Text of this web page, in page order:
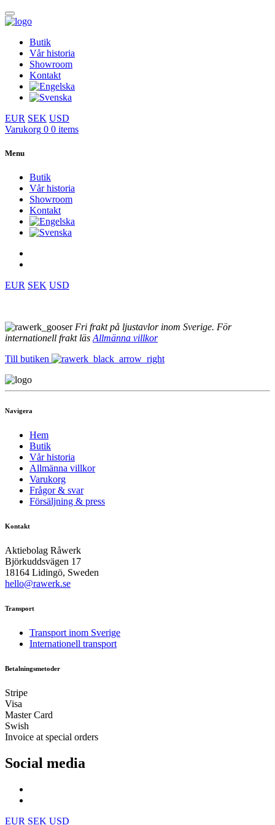
Butik
Vår historia
Showroom
Kontakt
EUR SEK USD
Varukorg 0 0 items
Menu
Butik
Vår historia
Showroom
Kontakt
EUR SEK USD
Fri frakt på ljustavlor inom Sverige. För
internationell frakt läs Allmänna villkor
Till butiken
Navigera
Hem
Butik
Vår historia
Allmänna villkor
Varukorg
Frågor & svar
Försäljning & press
Kontakt
Aktiebolag Råwerk
Björkuddsvägen 17
18164 Lidingö, Sweden
hello@rawerk.se
Transport
Transport inom Sverige
Internationell transport
Betalningsmetoder
Stripe
Visa
Master Card
Swish
Invoice at special orders
Social media
EUR SEK USD